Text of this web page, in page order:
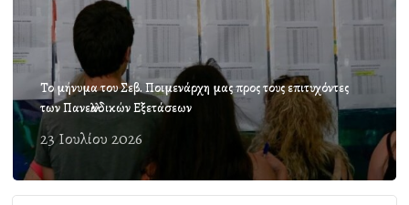
Το μήνυμα του Σεβ. Ποιμενάρχη μας προς τους επιτυχόντες
των Πανελλαδικών Εξετάσεων
23 Ιουλίου 2026